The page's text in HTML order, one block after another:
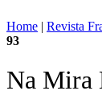
Home | Revista
93
Na Mira